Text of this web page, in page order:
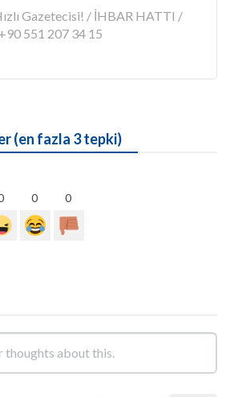
Gazetecisi! / İHBAR HATTI /
+90 551 207 34 15
(en fazla 3 tepki)
0 0